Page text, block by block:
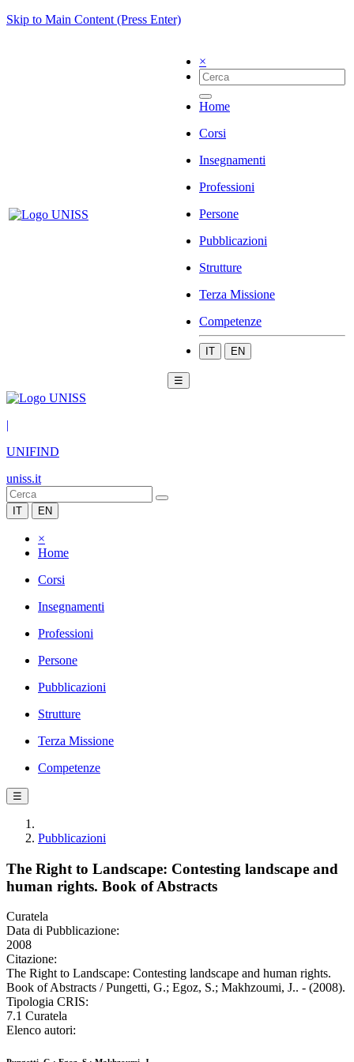
Skip to Main Content (Press Enter)
×
Home
Corsi
Insegnamenti
Professioni
Persone
Pubblicazioni
Strutture
Terza Missione
Competenze
IT EN
☰
|
UNIFIND
uniss.it
IT EN
×
Home
Corsi
Insegnamenti
Professioni
Persone
Pubblicazioni
Strutture
Terza Missione
Competenze
☰
Pubblicazioni
The Right to Landscape: Contesting landscape and
human rights. Book of Abstracts
Curatela
Data di Pubblicazione:
2008
Citazione:
The Right to Landscape: Contesting landscape and human rights.
Book of Abstracts / Pungetti, G.; Egoz, S.; Makhzoumi, J.. - (2008).
Tipologia CRIS:
7.1 Curatela
Elenco autori: